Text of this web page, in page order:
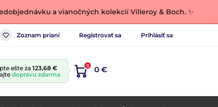
a vianočných kolekcií Villeroy & Boch. ✨
Zoznam prianí Registrovať sa Prihlásiť sa
ešte za 123,68 €
dopravu zdarma
0 0 €